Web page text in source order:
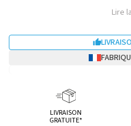
Lire

LIVRAISON
GRATUITE*